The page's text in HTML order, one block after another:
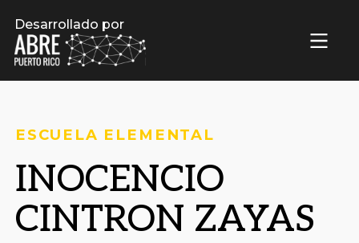
Desarrollado por
ESCUELA ELEMENTAL
INOCENCIO
CINTRON ZAYAS